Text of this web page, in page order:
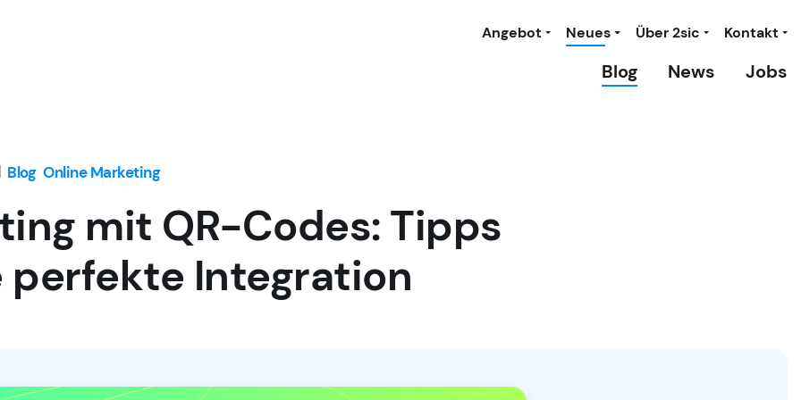
Angebot Neues Über 2sic Kontakt
Blog News Jobs
Blog Online Marketing
mit QR-Codes: Tipps
perfekte Integration